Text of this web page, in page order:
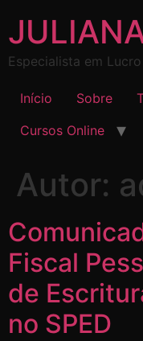
Especialista em Lucro
Início Sobre
Cursos Online
Autor:
Fiscal
de
no SPED